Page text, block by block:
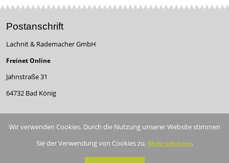
Wir verwenden Cookies. Durch die Nutzung unserer Website stimmen
Sie der Verwendung von Cookies zu. Mehr erfahren.
Postanschrift
Lachnit & Rademacher GmbH
Freinet Online
Jahnstraße 31
64732 Bad König